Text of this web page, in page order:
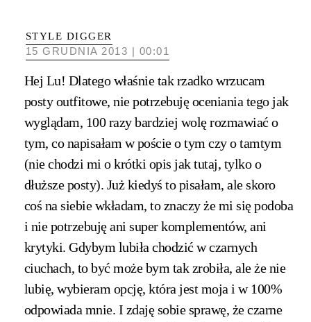
STYLE DIGGER
15 GRUDNIA 2013 | 00:01
Hej Lu! Dlatego właśnie tak rzadko wrzucam
posty outfitowe, nie potrzebuję oceniania tego jak
wyglądam, 100 razy bardziej wolę rozmawiać o
tym, co napisałam w poście o tym czy o tamtym
(nie chodzi mi o krótki opis jak tutaj, tylko o
dłuższe posty). Już kiedyś to pisałam, ale skoro
coś na siebie wkładam, to znaczy że mi się podoba
i nie potrzebuję ani super komplementów, ani
krytyki. Gdybym lubiła chodzić w czarnych
ciuchach, to być może bym tak zrobiła, ale że nie
lubię, wybieram opcję, która jest moja i w 100%
odpowiada mnie. I zdaję sobie sprawę, że czarne